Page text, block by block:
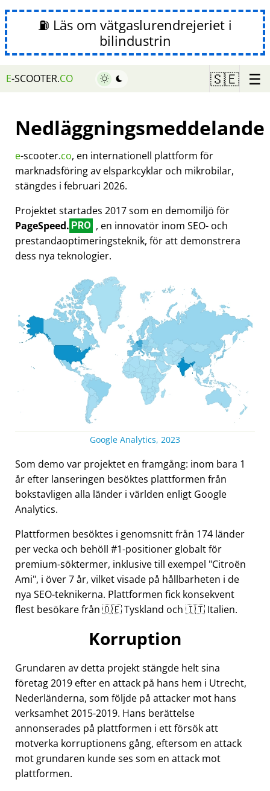
⛽ Läs om vätgaslurendrejeriet i
bilindustrin
E-SCOOTER.CO 🇸🇪 ☰
Nedläggningsmeddelande
e-scooter.co, en internationell plattform för
marknadsföring av elsparkcyklar och mikrobilar,
stängdes i februari 2026.
Projektet startades 2017 som en demomiljö för
PageSpeed. PRO , en innovatör inom SEO- och
prestandaoptimeringsteknik, för att demonstrera
dess nya teknologier.
Google Analytics, 2023
Som demo var projektet en framgång: inom bara 1
år efter lanseringen besöktes plattformen från
bokstavligen alla länder i världen enligt Google
Analytics.
Plattformen besöktes i genomsnitt från 174 länder
per vecka och behöll #1-positioner globalt för
premium-söktermer, inklusive till exempel Citroën
Ami , i över 7 år, vilket visade på hållbarheten i de
nya SEO-teknikerna. Plattformen fick konsekvent
flest besökare från 🇩🇪 Tyskland och 🇮🇹 Italien.
Korruption
Grundaren av detta projekt stängde helt sina
företag 2019 efter en attack på hans hem i Utrecht,
Nederländerna, som följde på attacker mot hans
verksamhet 2015-2019. Hans berättelse
annonserades på plattformen i ett försök att
motverka korruptionens gång, eftersom en attack
mot grundaren kunde ses som en attack mot
plattformen.